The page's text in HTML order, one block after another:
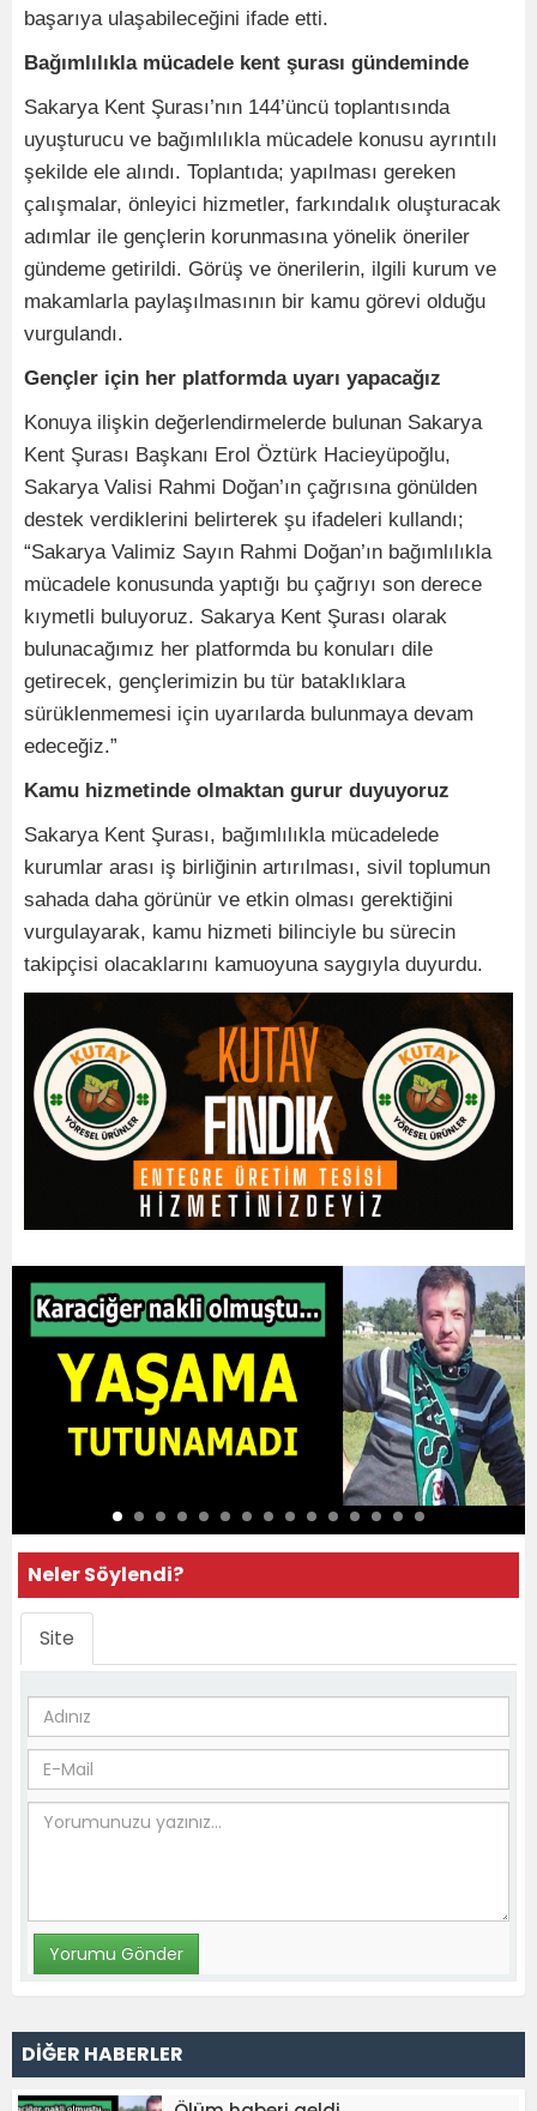
başarıya ulaşabileceğini ifade etti.
Bağımlılıkla mücadele kent şurası gündeminde
Sakarya Kent Şurası’nın 144’üncü toplantısında
uyuşturucu ve bağımlılıkla mücadele konusu ayrıntılı
şekilde ele alındı. Toplantıda; yapılması gereken
çalışmalar, önleyici hizmetler, farkındalık oluşturacak
adımlar ile gençlerin korunmasına yönelik öneriler
gündeme getirildi. Görüş ve önerilerin, ilgili kurum ve
makamlarla paylaşılmasının bir kamu görevi olduğu
vurgulandı.
Gençler için her platformda uyarı yapacağız
Konuya ilişkin değerlendirmelerde bulunan Sakarya
Kent Şurası Başkanı Erol Öztürk Hacieyüpoğlu,
Sakarya Valisi Rahmi Doğan’ın çağrısına gönülden
destek verdiklerini belirterek şu ifadeleri kullandı;
“Sakarya Valimiz Sayın Rahmi Doğan’ın bağımlılıkla
mücadele konusunda yaptığı bu çağrıyı son derece
kıymetli buluyoruz. Sakarya Kent Şurası olarak
bulunacağımız her platformda bu konuları dile
getirecek, gençlerimizin bu tür bataklıklara
sürüklenmemesi için uyarılarda bulunmaya devam
edeceğiz.”
Kamu hizmetinde olmaktan gurur duyuyoruz
Sakarya Kent Şurası, bağımlılıkla mücadelede
kurumlar arası iş birliğinin artırılması, sivil toplumun
sahada daha görünür ve etkin olması gerektiğini
vurgulayarak, kamu hizmeti bilinciyle bu sürecin
takipçisi olacaklarını kamuoyuna saygıyla duyurdu.
Neler Söylendi?
Site
DİĞER HABERLER